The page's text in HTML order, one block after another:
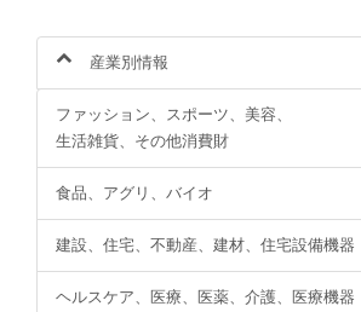
産業別情報
ファッション、スポーツ、美容、
生活雑貨、その他消費財
食品、アグリ、バイオ
建設、住宅、不動産、建材、住宅設備機器
ヘルスケア、医療、医薬、介護、医療機器